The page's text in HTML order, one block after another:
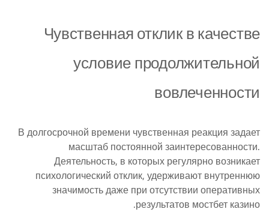
Чувственная отклик в качестве
условие продолжительной
вовлеченности
В долгосрочной времени чувственная реакция задает
масштаб постоянной заинтересованности.
Деятельность, в которых регулярно возникает
психологический отклик, удерживают внутреннюю
значимость даже при отсутствии оперативных
результатов мостбет казино.